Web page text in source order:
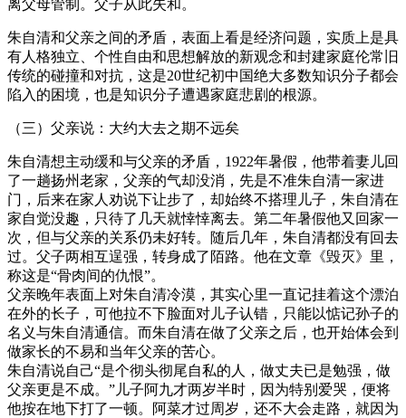
离父母管制。父子从此失和。
朱自清和父亲之间的矛盾，表面上看是经济问题，实质上是具
有人格独立、个性自由和思想解放的新观念和封建家庭伦常旧
传统的碰撞和对抗，这是20世纪初中国绝大多数知识分子都会
陷入的困境，也是知识分子遭遇家庭悲剧的根源。
（三）父亲说：大约大去之期不远矣
朱自清想主动缓和与父亲的矛盾，1922年暑假，他带着妻儿回
了一趟扬州老家，父亲的气却没消，先是不准朱自清一家进
门，后来在家人劝说下让步了，却始终不搭理儿子，朱自清在
家自觉没趣，只待了几天就悻悻离去。第二年暑假他又回家一
次，但与父亲的关系仍未好转。随后几年，朱自清都没有回去
过。父子两相互逞强，转身成了陌路。他在文章《毁灭》里，
称这是“骨肉间的仇恨”。
父亲晚年表面上对朱自清冷漠，其实心里一直记挂着这个漂泊
在外的长子，可他拉不下脸面对儿子认错，只能以惦记孙子的
名义与朱自清通信。而朱自清在做了父亲之后，也开始体会到
做家长的不易和当年父亲的苦心。
朱自清说自己“是个彻头彻尾自私的人，做丈夫已是勉强，做
父亲更是不成。”儿子阿九才两岁半时，因为特别爱哭，便将
他按在地下打了一顿。阿菜才过周岁，还不大会走路，就因为